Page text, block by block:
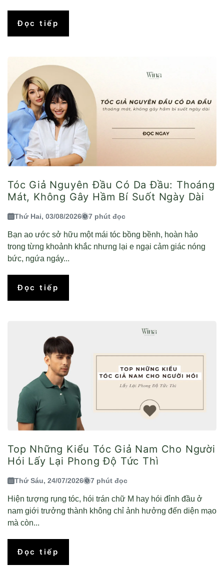
Đọc tiếp
Tóc Giả Nguyên Đầu Có Da Đầu: Thoáng
Mát, Không Gây Hầm Bí Suốt Ngày Dài
Thứ Hai, 03/08/2026 7 phút đọc
Bạn ao ước sở hữu một mái tóc bồng bềnh, hoàn hảo
trong từng khoảnh khắc nhưng lại e ngại cảm giác nóng
bức, ngứa ngáy...
Đọc tiếp
Top Những Kiểu Tóc Giả Nam Cho Người
Hói Lấy Lại Phong Độ Tức Thì
Thứ Sáu, 24/07/2026 7 phút đọc
Hiện tượng rụng tóc, hói trán chữ M hay hói đỉnh đầu ở
nam giới trưởng thành không chỉ ảnh hưởng đến diện mạo
mà còn...
Đọc tiếp